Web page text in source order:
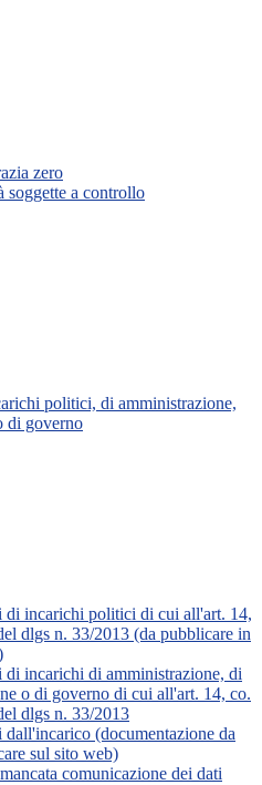
zero
soggette a controllo
politici, di amministrazione,
di governo
di incarichi politici di cui all'art. 14,
dlgs n. 33/2013 (da pubblicare in
di incarichi di amministrazione, di
o di governo di cui all'art. 14, co.
dlgs n. 33/2013
dall'incarico (documentazione da
sul sito web)
comunicazione dei dati